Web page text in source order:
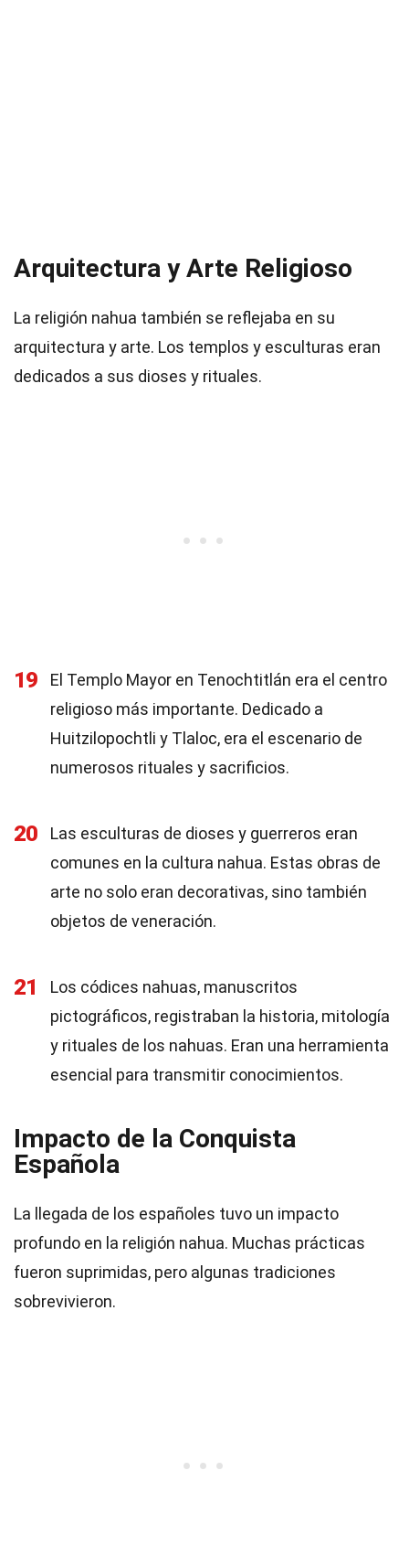
Arquitectura y Arte Religioso
La religión nahua también se reflejaba en su
arquitectura y arte. Los templos y esculturas eran
dedicados a sus dioses y rituales.
19
El Templo Mayor en Tenochtitlán era el centro
religioso más importante. Dedicado a
Huitzilopochtli y Tlaloc, era el escenario de
numerosos rituales y sacrificios.
20
Las esculturas de dioses y guerreros eran
comunes en la cultura nahua. Estas obras de
arte no solo eran decorativas, sino también
objetos de veneración.
21
Los códices nahuas, manuscritos
pictográficos, registraban la historia, mitología
y rituales de los nahuas. Eran una herramienta
esencial para transmitir conocimientos.
Impacto de la Conquista
Española
La llegada de los españoles tuvo un impacto
profundo en la religión nahua. Muchas prácticas
fueron suprimidas, pero algunas tradiciones
sobrevivieron.